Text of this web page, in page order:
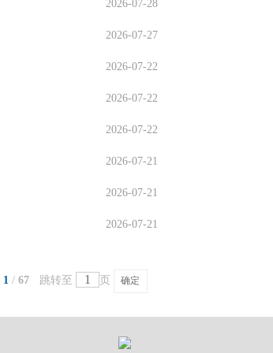
2026-07-28
2026-07-27
2026-07-22
2026-07-22
2026-07-22
2026-07-21
2026-07-21
2026-07-21
1/ 67 跳转至 页